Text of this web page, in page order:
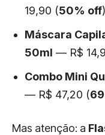
19,90 (50% off)
Máscara
50ml — R$
Combo Mini
— R$ 47,20 (
Mas atenção: a